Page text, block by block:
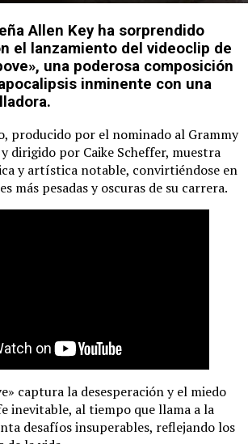
Allen Key ha sorprendido
el lanzamiento del videoclip de
una poderosa composición
inminente con una
producido por el nominado al Grammy
dirigido por Caike Scheffer, muestra
y artística notable, convirtiéndose en
más pesadas y oscuras de su carrera.
captura la desesperación y el miedo
inevitable, al tiempo que llama a la
desafíos insuperables, reflejando los